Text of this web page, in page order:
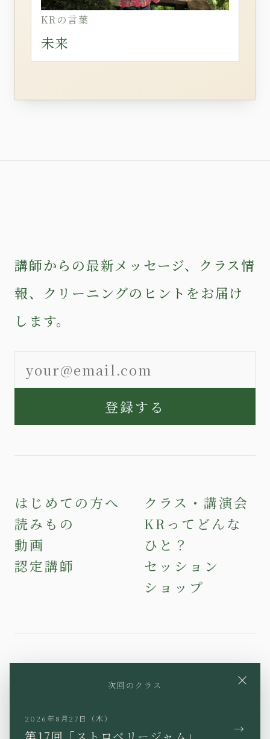
KRの言葉
未来
講師からの最新メッセージ、クラス情
報、クリーニングのヒントをお届け
します。
登録する
はじめての方へ
読みもの
動画
認定講師
クラス・講演会
KRってどんな
ひと？
セッション
ショップ
Facebook
×
次回のクラス
2026年8月27日（木）
第17回「ストロベリージャム」 →